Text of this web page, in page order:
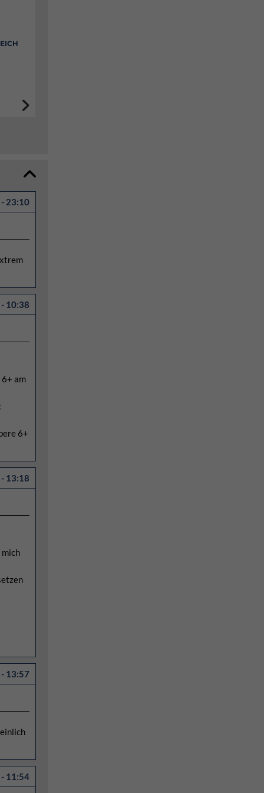
23:10
10:38
am
6+
13:18
13:57
11:54